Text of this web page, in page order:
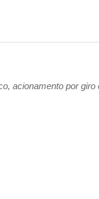
acionamento por